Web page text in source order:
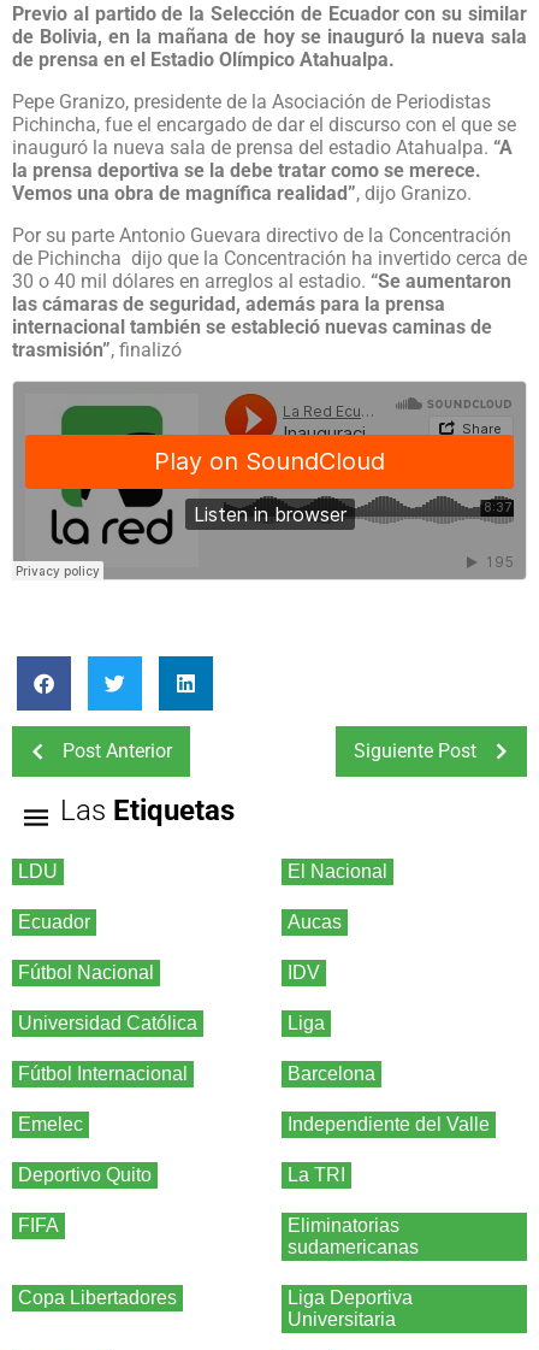
Previo al partido de la Selección de Ecuador con su similar
de Bolivia, en la mañana de hoy se inauguró la nueva sala
de prensa en el Estadio Olímpico Atahualpa.
Pepe Granizo, presidente de la Asociación de Periodistas
Pichincha, fue el encargado de dar el discurso con el que se
inauguró la nueva sala de prensa del estadio Atahualpa. “A
la prensa deportiva se la debe tratar como se merece.
Vemos una obra de magnífica realidad”, dijo Granizo.
Por su parte Antonio Guevara directivo de la Concentración
de Pichincha dijo que la Concentración ha invertido cerca de
30 o 40 mil dólares en arreglos al estadio. “Se aumentaron
las cámaras de seguridad, además para la prensa
internacional también se estableció nuevas caminas de
trasmisión”, finalizó
Post Anterior Siguiente Post
Las Etiquetas
LDU El Nacional
Ecuador Aucas
Fútbol Nacional IDV
Universidad Católica Liga
Fútbol Internacional Barcelona
Emelec Independiente del Valle
Deportivo Quito La TRI
FIFA
Eliminatorias
sudamericanas
Copa Libertadores
Liga Deportiva
Universitaria